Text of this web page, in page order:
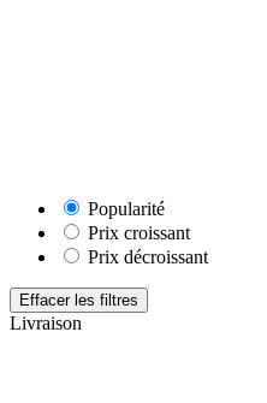
Popularité
Prix croissant
Prix décroissant
Effacer les filtres
Livraison